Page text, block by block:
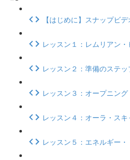
【はじめに】スナップビデ
レッスン１：レムリアン
レッスン２：準備のステッ
レッスン３：オープニン
レッスン４：オーラ・スキ
レッスン５：エネルギー